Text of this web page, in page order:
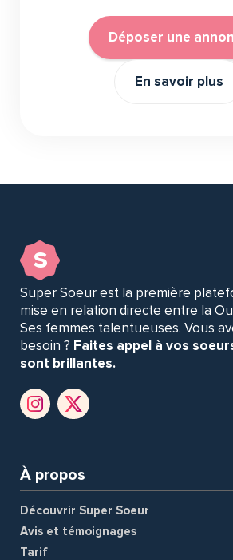
Déposer une
En savoir plus
s
Super Soeur est la première
mise en relation directe entre la
Ses femmes talentueuses. Vous
besoin ? Faites appel à vos
sont brillantes.
À propos
Découvrir Super Soeur
Avis et témoignages
Tarif